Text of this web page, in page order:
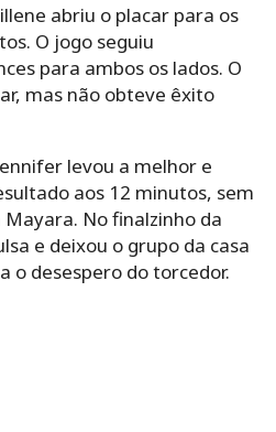
abriu o placar para os
O jogo seguiu
para ambos os lados. O
mas não obteve êxito
levou a melhor e
aos 12 minutos, sem
No finalzinho da
e deixou o grupo da casa
o desespero do torcedor.